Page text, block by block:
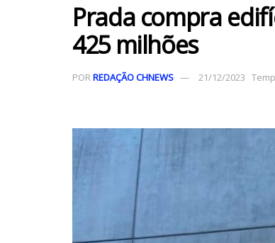
Prada compra
425 milhões
POR REDAÇÃO CHNEWS 21/12/2023